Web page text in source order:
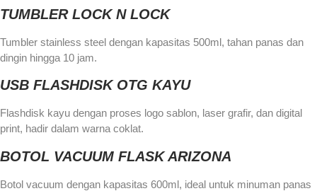
TUMBLER LOCK N LOCK
Tumbler stainless steel dengan kapasitas 500ml, tahan panas dan
dingin hingga 10 jam.
USB FLASHDISK OTG KAYU
Flashdisk kayu dengan proses logo sablon, laser grafir, dan digital
print, hadir dalam warna coklat.
BOTOL VACUUM FLASK ARIZONA
Botol vacuum dengan kapasitas 600ml, ideal untuk minuman panas